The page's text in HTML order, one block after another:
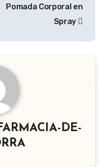
Pomada Corporal en
Spray
DE-